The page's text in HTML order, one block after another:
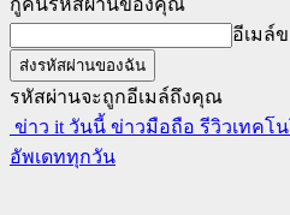
กู้คืนรหัสผ่านของคุณ
อีเมล์
รหัสผ่านจะถูกอีเมล์ถึงคุณ
ข่าว it วันนี้ ข่าวมือถือ รีวิวเทคโ
อัพเดททุกวัน